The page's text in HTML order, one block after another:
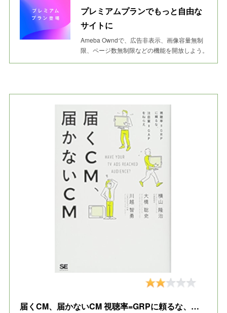
プレミアムプランでもっと自由な
サイトに
Ameba Owndで、広告非表示、画像容量無制
限、ページ数無制限などの機能を開放しよう。
届くCM、届かないCM 視聴率=GRPに頼るな、注目量=GAPをねらえ